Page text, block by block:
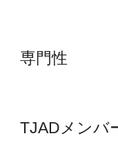
専門性
TJADメンバ